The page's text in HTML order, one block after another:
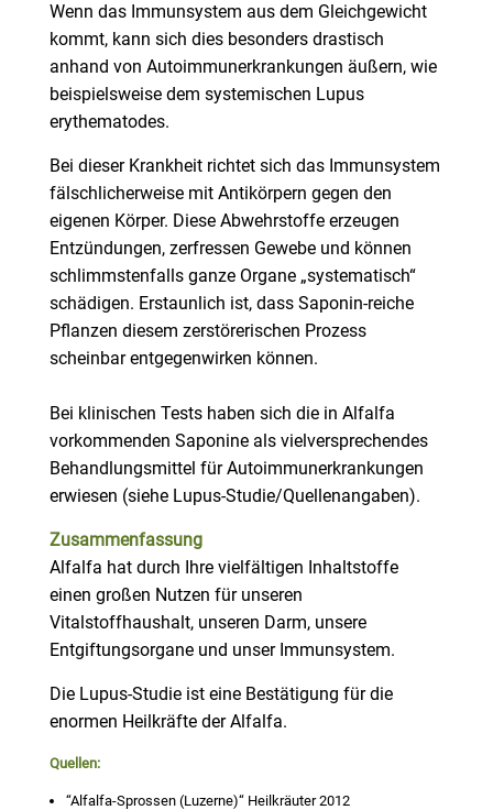
Wenn das Immunsystem aus dem Gleichgewicht
kommt, kann sich dies besonders drastisch
anhand von Autoimmunerkrankungen äußern, wie
beispielsweise dem systemischen Lupus
erythematodes.
Bei dieser Krankheit richtet sich das Immunsystem
fälschlicherweise mit Antikörpern gegen den
eigenen Körper. Diese Abwehrstoffe erzeugen
Entzündungen, zerfressen Gewebe und können
schlimmstenfalls ganze Organe „systematisch“
schädigen. Erstaunlich ist, dass Saponin-reiche
Pflanzen diesem zerstörerischen Prozess
scheinbar entgegenwirken können.
Bei klinischen Tests haben sich die in Alfalfa
vorkommenden Saponine als vielversprechendes
Behandlungsmittel für Autoimmunerkrankungen
erwiesen (siehe Lupus-Studie/Quellenangaben).
Zusammenfassung
Alfalfa hat durch Ihre vielfältigen Inhaltstoffe
einen großen Nutzen für unseren
Vitalstoffhaushalt, unseren Darm, unsere
Entgiftungsorgane und unser Immunsystem.
Die Lupus-Studie ist eine Bestätigung für die
enormen Heilkräfte der Alfalfa.
Quellen:
“Alfalfa-Sprossen (Luzerne)“ Heilkräuter 2012